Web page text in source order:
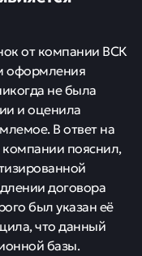
от компании ВСК
оформления
не была
и оценила
В ответ на
пояснил,
договора
был указан её
что данный
базы.